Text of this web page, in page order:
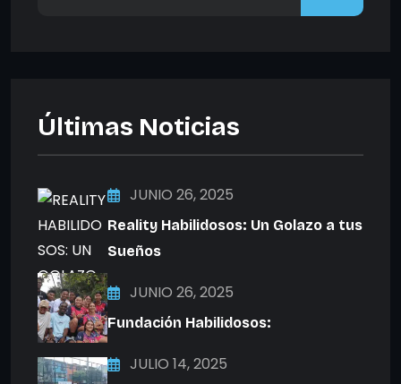
Últimas Noticias
JUNIO 26, 2025
Reality Habilidosos: Un Golazo a tus
Sueños
JUNIO 26, 2025
Fundación Habilidosos:
JULIO 14, 2025